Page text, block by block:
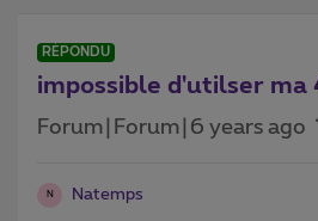
RÉPONDU
impossible d'utilser ma
Forum|Forum|6 years ago
N Natemps